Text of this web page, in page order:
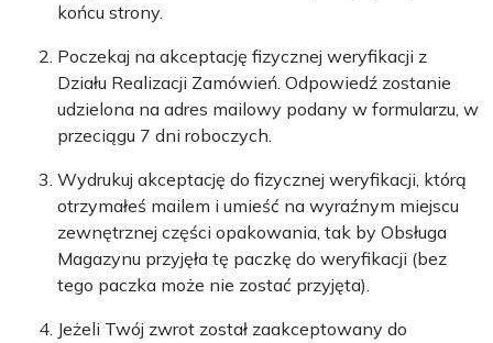
końcu strony.
Poczekaj na akceptację fizycznej weryfikacji z
Działu Realizacji Zamówień. Odpowiedź zostanie
udzielona na adres mailowy podany w formularzu, w
przeciągu 7 dni roboczych.
Wydrukuj akceptację do fizycznej weryfikacji, którą
otrzymałeś mailem i umieść na wyraźnym miejscu
zewnętrznej części opakowania, tak by Obsługa
Magazynu przyjęła tę paczkę do weryfikacji (bez
tego paczka może nie zostać przyjęta).
Jeżeli Twój zwrot został zaakceptowany do